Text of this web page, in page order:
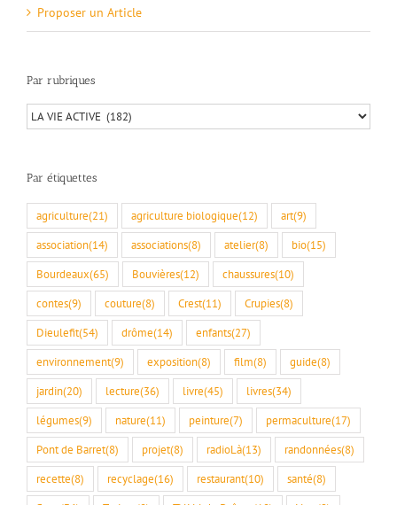
Proposer un Article
Par rubriques
Par
rubriques
Par étiquettes
agriculture(21) agriculture biologique(12) art(9)
association(14) associations(8) atelier(8) bio(15)
Bourdeaux(65) Bouvières(12) chaussures(10)
contes(9) couture(8) Crest(11) Crupies(8)
Dieulefit(54) drôme(14) enfants(27)
environnement(9) exposition(8) film(8) guide(8)
jardin(20) lecture(36) livre(45) livres(34)
légumes(9) nature(11) peinture(7) permaculture(17)
Pont de Barret(8) projet(8) radioLà(13) randonnées(8)
recette(8) recyclage(16) restaurant(10) santé(8)